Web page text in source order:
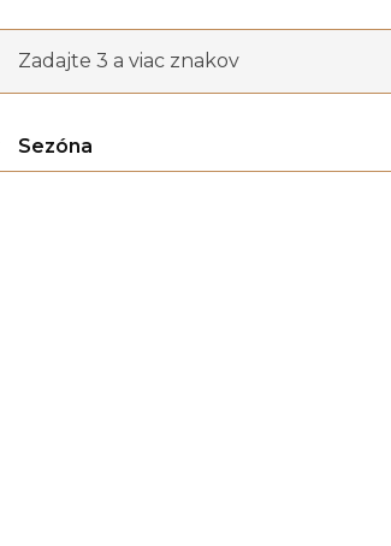
Zadajte 3 a viac znakov
Sezóna